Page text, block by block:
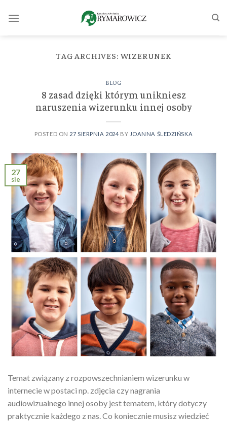
TAG ARCHIVES: WIZERUNEK
BLOG
8 zasad dzięki którym unikniesz
naruszenia wizerunku innej osoby
POSTED ON 27 SIERPNIA 2024 BY JOANNA ŚLEDZIŃSKA
27
sie
Temat związany z rozpowszechnianiem wizerunku w
internecie w postaci np. zdjęcia czy nagrania
audiowizualnego innej osoby jest tematem, który dotyczy
praktycznie każdego z nas. Co koniecznie musisz wiedzieć